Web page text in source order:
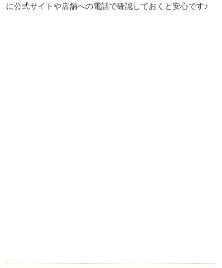
に公式サイトや店舗への電話で確認しておくと安心です♪